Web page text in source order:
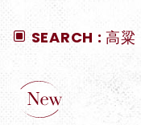
SEARCH : 高粱